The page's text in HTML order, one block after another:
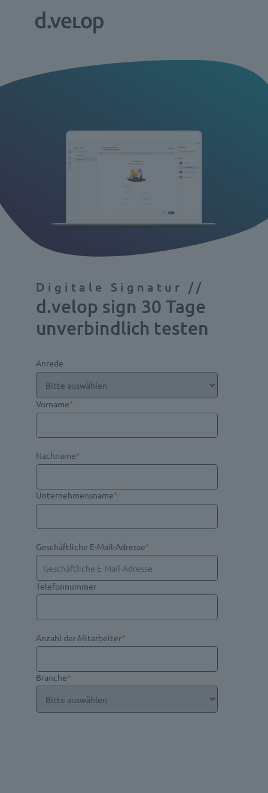
Digitale Signatur //
d.velop sign 30 Tage
unverbindlich testen
Anrede
Vorname*
Nachname*
Unternehmensname*
Geschäftliche E-Mail-Adresse*
Telefonnummer
Anzahl der Mitarbeiter*
Branche*